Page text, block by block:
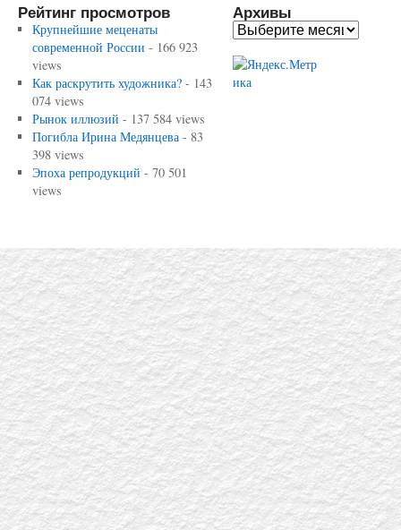
Рейтинг просмотров
Крупнейшие меценаты
современной России - 166 923
views
Как раскрутить художника?- 143
074 views
Рынок иллюзий - 137 584 views
Погибла Ирина Медянцева- 83
398 views
Эпоха репродукций - 70 501
views
Архивы